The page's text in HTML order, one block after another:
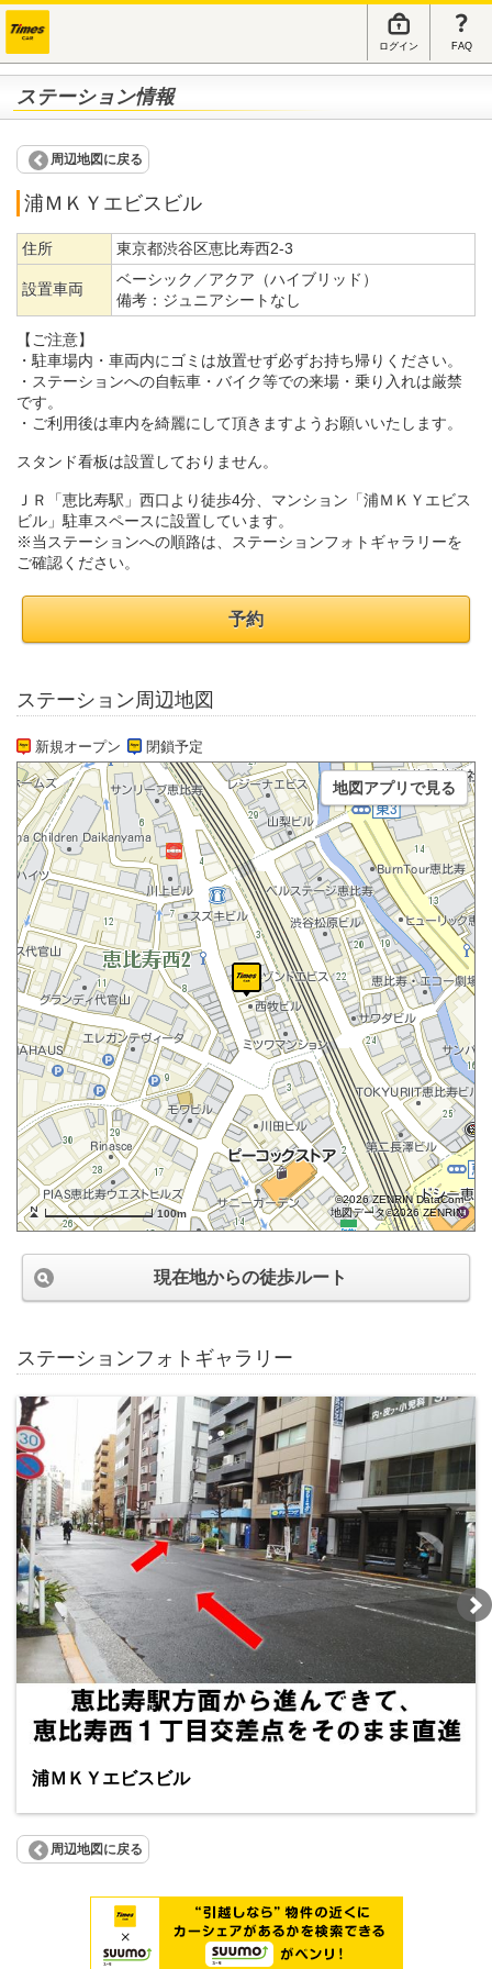
ログイン FAQ
ステーション情報
周辺地図に戻る
浦ＭＫＹエビスビル
住所 東京都渋谷区恵比寿西2-3
設置車両
ベーシック／アクア（ハイブリッド）
備考： ジュニアシートなし
【ご注意】
・駐車場内・車両内にゴミは放置せず必ずお持ち帰りください。
・ステーションへの自転車・バイク等での来場・乗り入れは厳禁
です。
・ご利用後は車内を綺麗にして頂きますようお願いいたします。
スタンド看板は設置しておりません。
ＪＲ「恵比寿駅」西口より徒歩4分、マンション「浦ＭＫＹエビス
ビル」駐車スペースに設置しています。
※当ステーションへの順路は、ステーションフォトギャラリーを
ご確認ください。
予約
ステーション周辺地図
新規オープン 閉鎖予定
100m
©2026 ZENRIN DataCom
地図データ©2026 ZENRIN
地図アプリで見る
現在地からの徒歩ルート
ステーションフォトギャラリー
浦ＭＫＹエビスビル
周辺地図に戻る